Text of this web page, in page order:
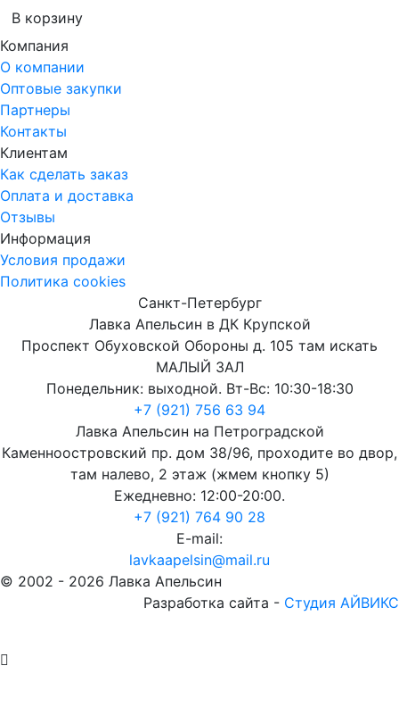
В корзину
Компания
О компании
Оптовые закупки
Партнеры
Контакты
Клиентам
Как сделать заказ
Оплата и доставка
Отзывы
Информация
Условия продажи
Политика cookies
Санкт-Петербург
Лавка Апельсин в ДК Крупской
Проспект Обуховской Обороны д. 105 там искать
МАЛЫЙ ЗАЛ
Понедельник: выходной. Вт-Вс: 10:30-18:30
+7 (921) 756 63 94
Лавка Апельсин на Петроградской
Каменноостровский пр. дом 38/96, проходите во двор,
там налево, 2 этаж (жмем кнопку 5)
Ежедневно: 12:00-20:00.
+7 (921) 764 90 28
E-mail:
lavkaapelsin@mail.ru
© 2002 - 2026 Лавка Апельсин
Разработка сайта - Студия АЙВИКС